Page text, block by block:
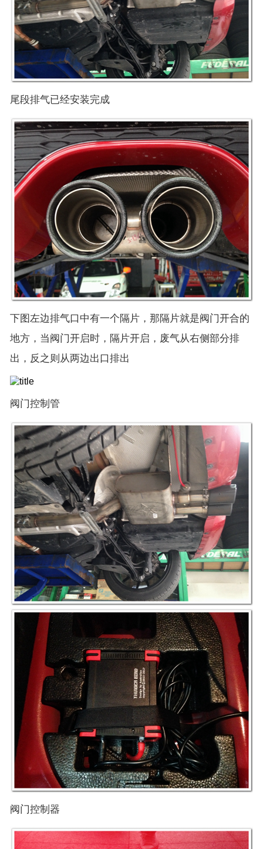
尾段排气已经安装完成
下图左边排气口中有一个隔片，那隔片就是阀门开合的
地方，当阀门开启时，隔片开启，废气从右侧部分排
出，反之则从两边出口排出
阀门控制管
阀门控制器